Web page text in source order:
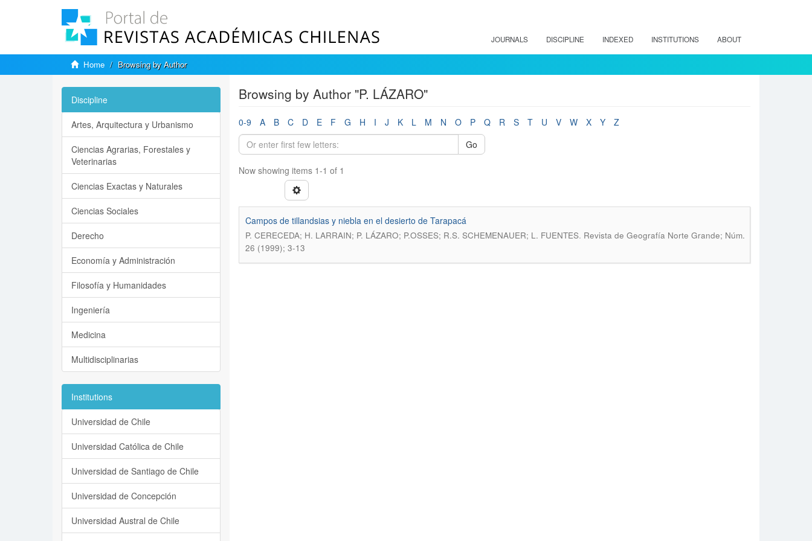
JOURNALS DISCIPLINE INDEXED INSTITUTIONS ABOUT
Home Browsing by Author
Browsing by Author "P. LÁZARO"
0-9 A B C D E F G H I J K L M N O P Q R S T U V W X Y
Z
Go
Now showing items 1-1 of 1
Campos de tillandsias y niebla en el desierto de Tarapacá
P. CERECEDA; H. LARRAIN; P. LÁZARO; P.OSSES; R.S. SCHEMENAUER; L. FUENTES. Revista de Geografía Norte Grande; Núm.
26 (1999); 3-13
Discipline
Artes, Arquitectura y Urbanismo
Ciencias Agrarias, Forestales y
Veterinarias
Ciencias Exactas y Naturales
Ciencias Sociales
Derecho
Economía y Administración
Filosofía y Humanidades
Ingeniería
Medicina
Multidisciplinarias
Institutions
Universidad de Chile
Universidad Católica de Chile
Universidad de Santiago de Chile
Universidad de Concepción
Universidad Austral de Chile